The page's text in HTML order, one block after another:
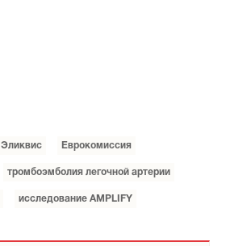
Эликвис Еврокомиссия
тромбоэмболия легочной артерии
исследование AMPLIFY